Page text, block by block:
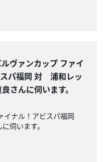
ルヴァンカップ ファイ
パ福岡 対 浦和レッ
さんに伺います。
イナル！アビスパ福岡
伺います。